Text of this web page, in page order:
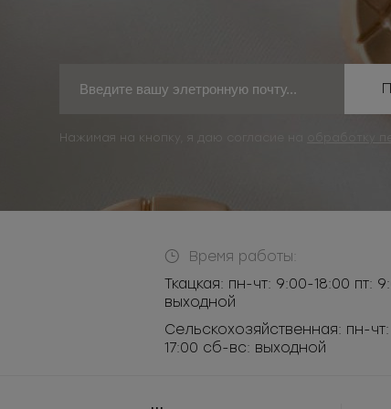
Нажимая на кнопку, я даю согласие на обработку
Время работы:
Ткацкая: пн-чт: 9:00-18:00 пт:
выходной
Сельскохозяйственная: пн-
17:00 сб-вс: выходной